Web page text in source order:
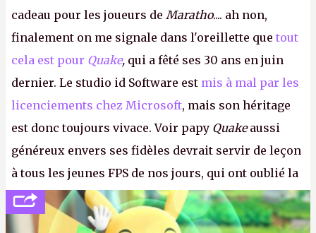
cadeau pour les joueurs de Maratho.... ah non,
finalement on me signale dans l'oreillette que tout
cela est pour Quake, qui a fêté ses 30 ans en juin
dernier. Le studio id Software est mis à mal par les
licenciements chez Microsoft, mais son héritage
est donc toujours vivace. Voir papy Quakeaussi
généreux envers ses fidèles devrait servir de leçon
à tous les jeunes FPS de nos jours, qui ont oublié la
politesse et le respect envers leurs joueurs et les
anciens. Il leur faudrait une bonne guerre des